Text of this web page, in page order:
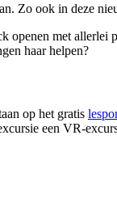
Zo ook in deze
met
haar helpen?
op het gratis
een VR-